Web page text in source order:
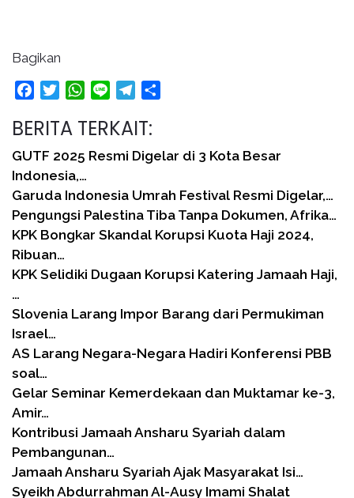
Bagikan
FacebookTwitterWhatsApp
Line Telegram
BERITA TERKAIT:
GUTF 2025 Resmi Digelar di 3 Kota Besar
Indonesia,…
Garuda Indonesia Umrah Festival Resmi Digelar,…
Pengungsi Palestina Tiba Tanpa Dokumen, Afrika…
KPK Bongkar Skandal Korupsi Kuota Haji 2024,
Ribuan…
KPK Selidiki Dugaan Korupsi Katering Jamaah Haji,
…
Slovenia Larang Impor Barang dari Permukiman
Israel…
AS Larang Negara-Negara Hadiri Konferensi PBB
soal…
Gelar Seminar Kemerdekaan dan Muktamar ke-3,
Amir…
Kontribusi Jamaah Ansharu Syariah dalam
Pembangunan…
Jamaah Ansharu Syariah Ajak Masyarakat Isi…
Syeikh Abdurrahman Al-Ausy Imami Shalat